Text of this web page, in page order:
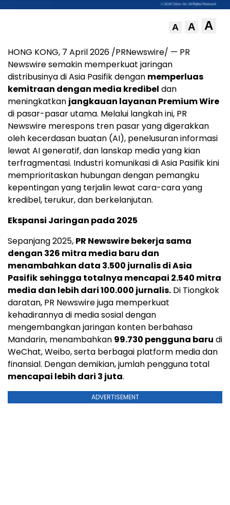
A A A
HONG KONG, 7 April 2026 /PRNewswire/ — PR
Newswire semakin memperkuat jaringan
distribusinya di Asia Pasifik dengan memperluas
kemitraan dengan media kredibel dan
meningkatkan jangkauan layanan Premium Wire
di pasar-pasar utama. Melalui langkah ini, PR
Newswire merespons tren pasar yang digerakkan
oleh kecerdasan buatan (AI), penelusuran informasi
lewat AI generatif, dan lanskap media yang kian
terfragmentasi. Industri komunikasi di Asia Pasifik kini
memprioritaskan hubungan dengan pemangku
kepentingan yang terjalin lewat cara-cara yang
kredibel, terukur, dan berkelanjutan.
Ekspansi Jaringan pada 2025
Sepanjang 2025, PR Newswire bekerja sama
dengan 326 mitra media baru dan
menambahkan data 3.500 jurnalis di Asia
Pasifiksehingga totalnya mencapai 2.540 mitra
media dan lebih dari 100.000 jurnalis. Di Tiongkok
daratan, PR Newswire juga memperkuat
kehadirannya di media sosial dengan
mengembangkan jaringan konten berbahasa
Mandarin, menambahkan 99.730 pengguna baru di
WeChat, Weibo, serta berbagai platform media dan
finansial. Dengan demikian, jumlah pengguna total
mencapai lebih dari 3 juta.
ADVERTISEMENT